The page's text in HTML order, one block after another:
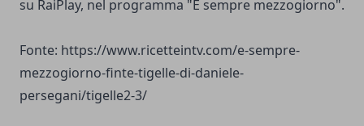
su RaiPlay, nel programma "É sempre mezzogiorno".
Fonte: https://www.ricetteintv.com/e-sempre-
mezzogiorno-finte-tigelle-di-daniele-
persegani/tigelle2-3/